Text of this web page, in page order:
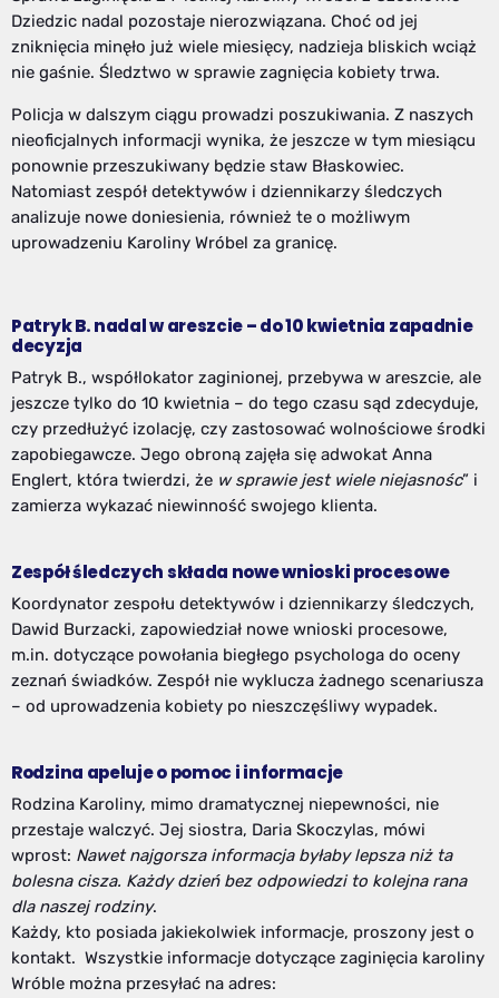
Dziedzic nadal pozostaje nierozwiązana. Choć od jej
zniknięcia minęło już wiele miesięcy, nadzieja bliskich wciąż
nie gaśnie. Śledztwo w sprawie zagnięcia kobiety trwa.
Policja w dalszym ciągu prowadzi poszukiwania. Z naszych
nieoficjalnych informacji wynika, że jeszcze w tym miesiącu
ponownie przeszukiwany będzie staw Błaskowiec.
Natomiast zespół detektywów i dziennikarzy śledczych
analizuje nowe doniesienia, również te o możliwym
uprowadzeniu Karoliny Wróbel za granicę.
Patryk B. nadal w areszcie – do 10 kwietnia zapadnie
decyzja
Patryk B., współlokator zaginionej, przebywa w areszcie, ale
jeszcze tylko do 10 kwietnia – do tego czasu sąd zdecyduje,
czy przedłużyć izolację, czy zastosować wolnościowe środki
zapobiegawcze. Jego obroną zajęła się adwokat Anna
Englert, która twierdzi, że w sprawie jest wiele niejasnośc” i
zamierza wykazać niewinność swojego klienta.
Zespół śledczych składa nowe wnioski procesowe
Koordynator zespołu detektywów i dziennikarzy śledczych,
Dawid Burzacki, zapowiedział nowe wnioski procesowe,
m.in. dotyczące powołania biegłego psychologa do oceny
zeznań świadków. Zespół nie wyklucza żadnego scenariusza
– od uprowadzenia kobiety po nieszczęśliwy wypadek.
Rodzina apeluje o pomoc i informacje
Rodzina Karoliny, mimo dramatycznej niepewności, nie
przestaje walczyć. Jej siostra, Daria Skoczylas, mówi
wprost: Nawet najgorsza informacja byłaby lepsza niż ta
bolesna cisza. Każdy dzień bez odpowiedzi to kolejna rana
dla naszej rodziny.
Każdy, kto posiada jakiekolwiek informacje, proszony jest o
kontakt. Wszystkie informacje dotyczące zaginięcia karoliny
Wróble można przesyłać na adres: